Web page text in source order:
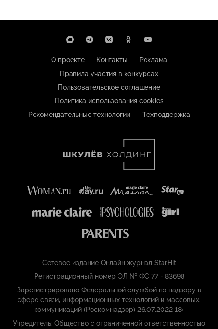
О проекте Контакты
Реклама
Правила участия в конкурсах
Пользовательское соглашение
Политика использования cookies
Рекомендательные технологии
Техподдержка
Сетевое издание Онлайн журнал StarHit
Регистрационный номер ЭЛ № ФС 77 - 83698
Зарегистрировано Федеральной службой по надзору в
сфере связи, информационных технологий и массовых,
коммуникаций (Роскомнадзор) 26.07.2022 18+
Учредитель: Общество с ограниченной ответственностью